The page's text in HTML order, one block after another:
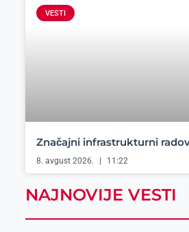
VESTI
Značajni infrastrukturni
8. avgust 2026. 11:22
NAJNOVIJE VESTI